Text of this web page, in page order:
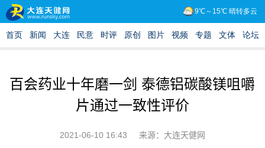
百会药业十年磨一剑 泰德铝碳酸镁咀嚼
片通过一致性评价
2021-06-10 16:43 来源：大连天健网